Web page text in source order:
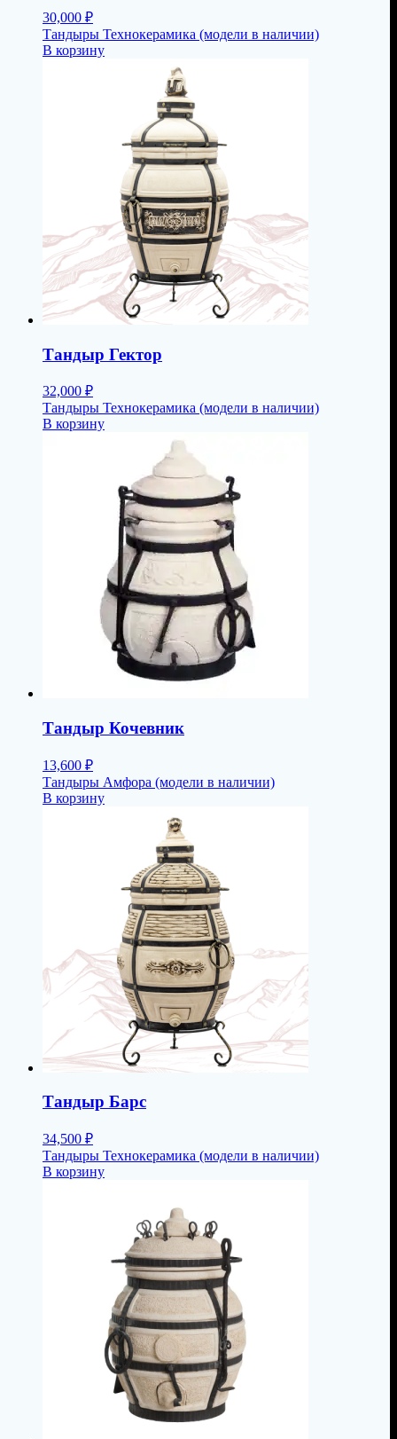
30,000 ₽
Тандыры Технокерамика (модели в наличии)
В корзину
Тандыр Гектор
32,000 ₽
Тандыры Технокерамика (модели в наличии)
В корзину
Тандыр Кочевник
13,600 ₽
Тандыры Амфора (модели в наличии)
В корзину
Тандыр Барс
34,500 ₽
Тандыры Технокерамика (модели в наличии)
В корзину